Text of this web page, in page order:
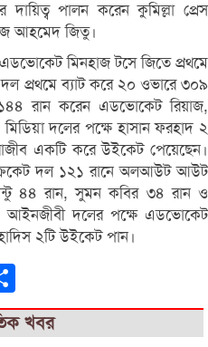
দায়িত্ব পালন করেন কুমিল্লা প্রেস
আহমেদ জিতু।
মিনহাজ টসে জিতে প্রথমে
দল প্রথমে ব্যাট করে ২০ ওভারে ৩০৯
রান করেন এডভোকেট রিয়াজ,
দলের পক্ষে হাসান ফরহাদ ২
একটি করে উইকেট পেয়েছেন।
দল ১২১ রানে অলআউট আউট
৪৪ রান, সুমন কবির ৩৪ রান ও
দলের পক্ষে এডভোকেট
২টি উইকেট পান।
খবর